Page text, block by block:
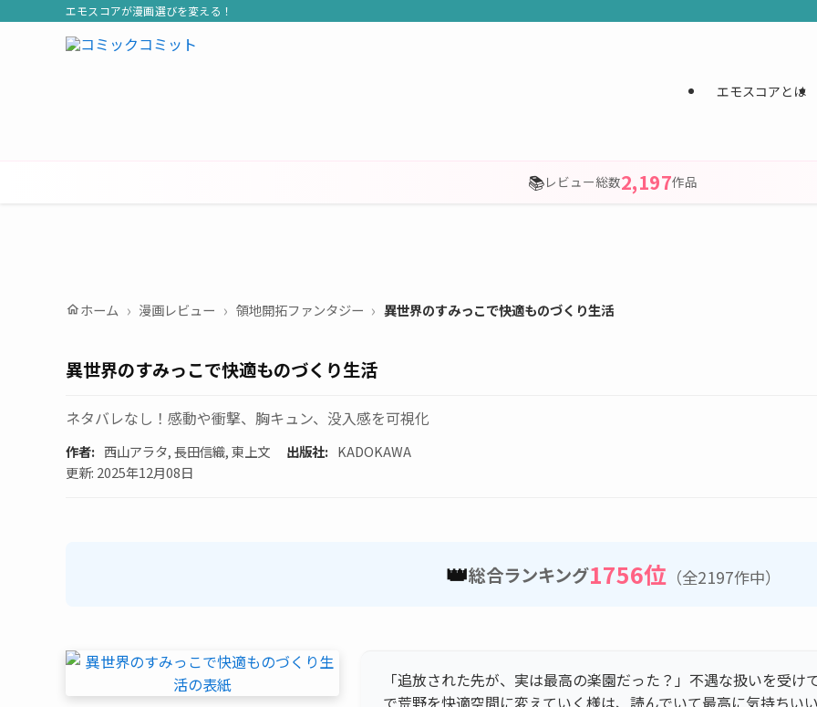
エモスコアが漫画選びを変える！
エモスコアとは
📚レビュー総数2,197作品
homeホーム 漫画レビュー 領地開拓ファンタジー 異世界のすみっこで快適ものづくり生活
異世界のすみっこで快適ものづくり生活
ネタバレなし！感動や衝撃、胸キュン、没入感を可視化
作者: 西山アラタ, 長田信織, 東上文 出版社: KADOKAWA
更新: 2025年12月08日
👑総合ランキング1756位（全2197作中）
「追放された先が、実は最高の楽園だった？」不遇な扱いを受け